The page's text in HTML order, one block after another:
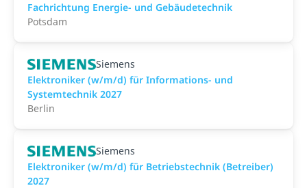
Fachrichtung Energie- und Gebäudetechnik
Potsdam
Siemens
Elektroniker (w/m/d) für Informations- und
Systemtechnik 2027
Berlin
Siemens
Elektroniker (w/m/d) für Betriebstechnik (Betreiber)
2027